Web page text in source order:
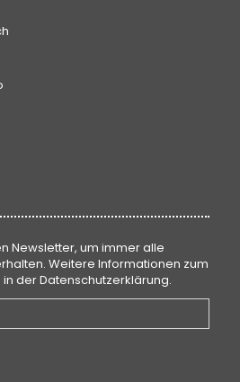
Newsletter, um immer alle
Weitere Informationen zum
in derDatenschutzerklärung.